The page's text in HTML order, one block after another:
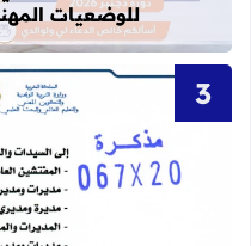
للوضعيات